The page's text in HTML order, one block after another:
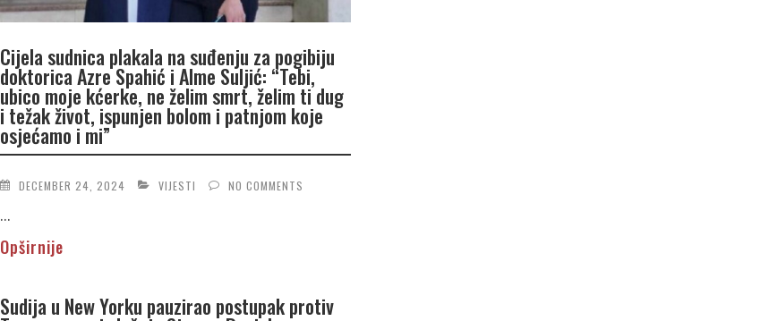
Cijela sudnica plakala na suđenju za pogibiju
doktorica Azre Spahić i Alme Suljić: “Tebi,
ubico moje kćerke, ne želim smrt, želim ti dug
i težak život, ispunjen bolom i patnjom koje
osjećamo i mi”
DECEMBER 24, 2024 VIJESTI NO COMMENTS
...
Opširnije
Sudija u New Yorku pauzirao postupak protiv